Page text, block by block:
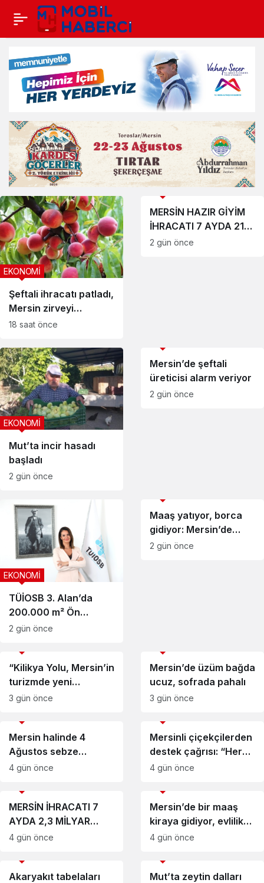
EKONOMİ
Haberleri
Şeftali ihracatı patladı,
Mersin zirveyi
bırakmadı
EKONOMİ
18 saat önce
MERSİN HAZIR GİYİM
İHRACATI 7 AYDA 211
MİLYON DOLARI AŞTI
EKONOMİ
2 gün önce
Mut’ta incir hasadı
başladı
EKONOMİ
2 gün önce
Mersin’de şeftali
üreticisi alarm veriyor
2 gün önce
TÜİOSB 3. Alan’da
200.000 m² Ön
Tahsisli Arsa İçin Yeni
Duyurdu
EKONOMİ
2 gün önce
Maaş yatıyor, borca
gidiyor: Mersin’de
asgari ücretlinin zor
2 gün önce
“Kilikya Yolu, Mersin’in
turizmde yeni
kalkınma rotası
3 gün önce
Mersin’de üzüm bağda
ucuz, sofrada pahalı
3 gün önce
Mersin halinde 4
Ağustos sebze
fiyatları açıklandı
4 gün önce
Mersinli çiçekçilerden
destek çağrısı: “Her
gün bir kepenk iniyor”
4 gün önce
MERSİN İHRACATI 7
AYDA 2,3 MİLYAR
DOLARI AŞTI
4 gün önce
Mersin’de bir maaş
kiraya gidiyor, evlilik
başka bahara kalıyor
4 gün önce
Akaryakıt tabelaları
Mut’ta zeytin dalları